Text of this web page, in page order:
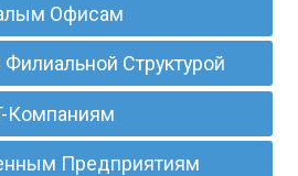
Офисам
Структурой
Компаниям
Предприятиям